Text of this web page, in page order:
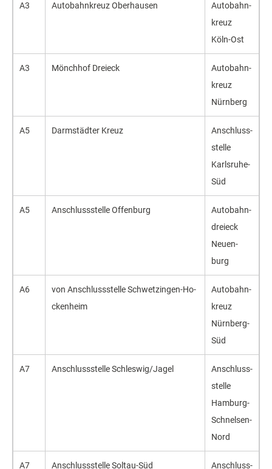
A3 Auto­bahn­kreuz Ober­hausen
Auto­bahn­
kreuz
Köln-Ost
A3 Mönch­hof Drei­eck
Auto­bahn­
kreuz
Nürn­berg
A5 Darm­städ­ter Kreuz
An­schluss­
stel­le
Karls­ruhe-
Süd
A5 An­schluss­stel­le Of­fen­burg
Auto­bahn­
drei­eck
Neu­en­
burg
A6
von An­schluss­stel­le Schwet­zin­gen-Ho­
cken­heim
Auto­bahn­
kreuz
Nürn­berg-
Süd
A7 An­schluss­stel­le Schles­wig/Ja­gel
An­schluss­
stel­le
Ham­burg-
Schnel­sen-
Nord
A7 An­schluss­stel­le Sol­tau-Süd Anschluss­